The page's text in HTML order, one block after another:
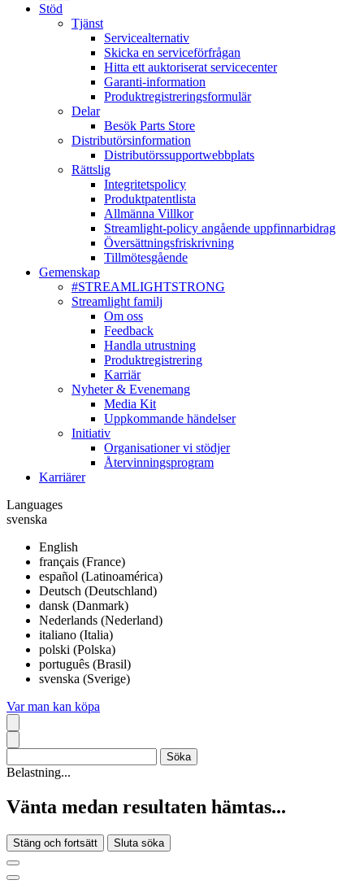
Stöd
Tjänst
Servicealternativ
Skicka en serviceförfrågan
Hitta ett auktoriserat servicecenter
Garanti-information
Produktregistreringsformulär
Delar
Besök Parts Store
Distributörsinformation
Distributörssupportwebbplats
Rättslig
Integritetspolicy
Produktpatentlista
Allmänna Villkor
Streamlight-policy angående uppfinnarbidrag
Översättningsfriskrivning
Tillmötesgående
Gemenskap
#STREAMLIGHTSTRONG
Streamlight familj
Om oss
Feedback
Handla utrustning
Produktregistrering
Karriär
Nyheter & Evenemang
Media Kit
Uppkommande händelser
Initiativ
Organisationer vi stödjer
Återvinningsprogram
Karriärer
Languages
svenska
English
français (France)
español (Latinoamérica)
Deutsch (Deutschland)
dansk (Danmark)
Nederlands (Nederland)
italiano (Italia)
polski (Polska)
português (Brasil)
svenska (Sverige)
Var man kan köpa
Belastning...
Vänta medan resultaten hämtas...
Stäng och fortsätt Sluta söka